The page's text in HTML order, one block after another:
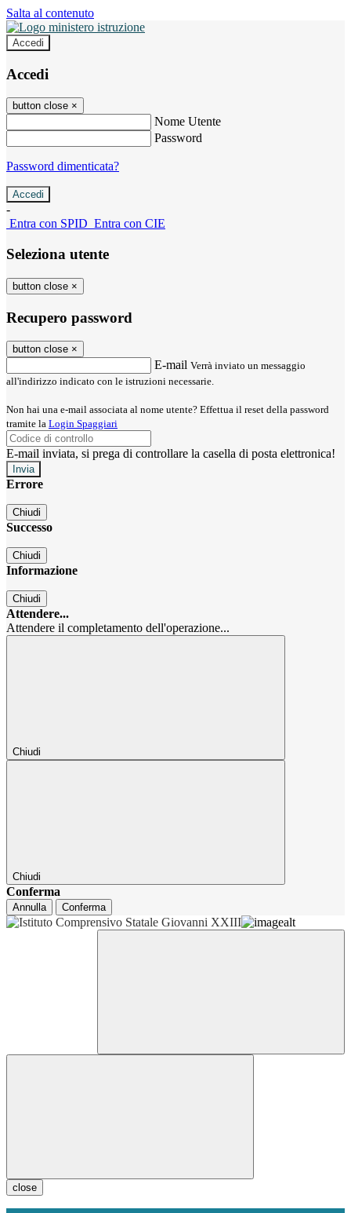
Salta al contenuto
Accedi
Accedi
button close ×
Nome Utente
Password
Password dimenticata?
-
Entra con SPID Entra con CIE
Seleziona utente
button close ×
Recupero password
button close ×
E-mail Verrà inviato un messaggio
all'indirizzo indicato con le istruzioni necessarie.
Non hai una e-mail associata al nome utente? Effettua il reset della password
tramite la Login Spaggiari
E-mail inviata, si prega di controllare la casella di posta elettronica!
Errore
Chiudi
Successo
Chiudi
Informazione
Chiudi
Attendere...
Attendere il completamento dell'operazione...
Chiudi
Chiudi
Conferma
Annulla Conferma
close